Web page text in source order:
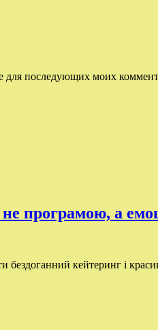
для последующих моих
не програмою, а
кейтеринг і